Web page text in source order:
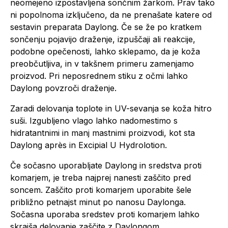
neomejeno izpostavljena sončnim žarkom. Prav tako
ni popolnoma izključeno, da ne prenašate katere od
sestavin preparata Daylong. Če se že po kratkem
sončenju pojavijo draženje, izpuščaji ali reakcije,
podobne opečenosti, lahko sklepamo, da je koža
preobčutljiva, in v takšnem primeru zamenjamo
proizvod. Pri neposrednem stiku z očmi lahko
Daylong povzroči draženje.
Zaradi delovanja toplote in UV-sevanja se koža hitro
suši. Izgubljeno vlago lahko nadomestimo s
hidratantnimi in manj mastnimi proizvodi, kot sta
Daylong après in Excipial U Hydrolotion.
Če sočasno uporabljate Daylong in sredstva proti
komarjem, je treba najprej nanesti zaščito pred
soncem. Zaščito proti komarjem uporabite šele
približno petnajst minut po nanosu Daylonga.
Sočasna uporaba sredstev proti komarjem lahko